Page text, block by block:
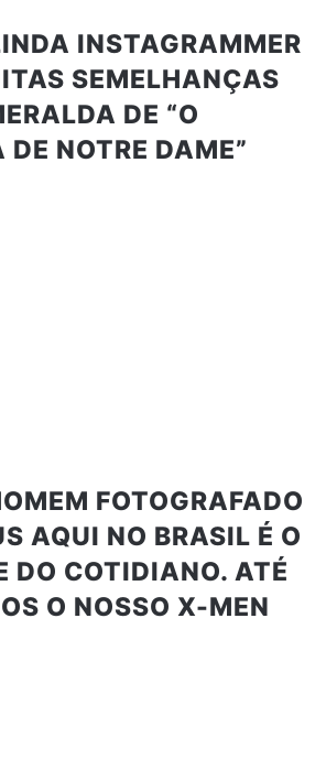
INSTAGRAMMER
SEMELHANÇAS
DE “O
DE NOTRE DAME”
FOTOGRAFADO
AQUI NO BRASIL É O
DO COTIDIANO. ATÉ
O NOSSO X-MEN